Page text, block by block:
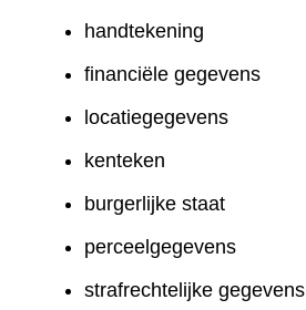
handtekening
financiële gegevens
locatiegegevens
kenteken
burgerlijke staat
perceelgegevens
strafrechtelijke gegevens